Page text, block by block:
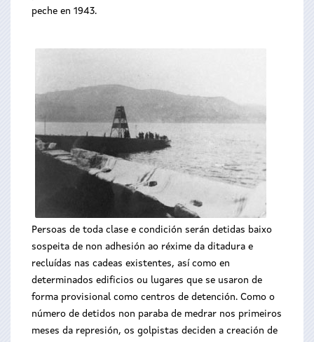
peche en 1943.
Persoas de toda clase e condición serán detidas baixo
sospeita de non adhesión ao réxime da ditadura e
recluídas nas cadeas existentes, así como en
determinados edificios ou lugares que se usaron de
forma provisional como centros de detención. Como o
número de detidos non paraba de medrar nos primeiros
meses da represión, os golpistas deciden a creación de